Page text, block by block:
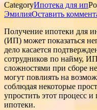
CategoryИпотека для ип
ЭмилияОставить
Получение ипотеки для
(ИП) может показаться
дело касается
сотрудников по найму,
сложностями при сборе
могут повлиять на
соблюдая некоторые
упростить этот процесс
ипотеки.